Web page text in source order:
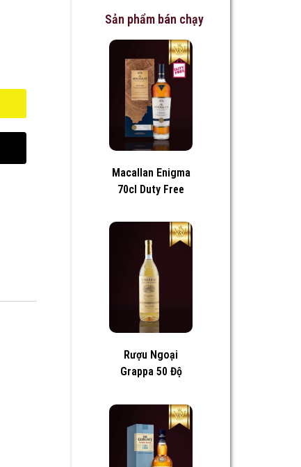
Sản phẩm bán chạy
Macallan Enigma
70cl Duty Free
Rượu Ngoại
Grappa 50 Độ